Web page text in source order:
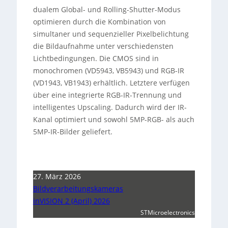
dualem Global- und Rolling-Shutter-Modus
optimieren durch die Kombination von
simultaner und sequenzieller Pixelbelichtung
die Bildaufnahme unter verschiedensten
Lichtbedingungen. Die CMOS sind in
monochromen (VD5943, VB5943) und RGB-IR
(VD1943, VB1943) erhältlich. Letztere verfügen
über eine integrierte RGB-IR-Trennung und
intelligentes Upscaling. Dadurch wird der IR-
Kanal optimiert und sowohl 5MP-RGB- als auch
5MP-IR-Bilder geliefert.
27. März 2026
Bildverarbeitungskameras
inVISION 2 (April) 2026
STMicroelectronics